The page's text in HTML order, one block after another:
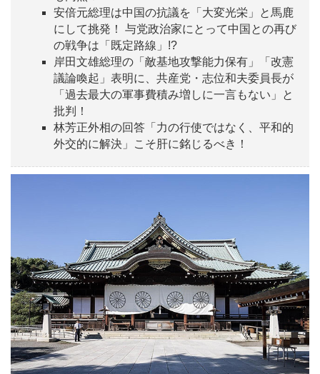
安倍元総理は中国の抗議を「大変光栄」と馬鹿
にして挑発！ 与党政治家にとって中国との再び
の戦争は「既定路線」!?
岸田文雄総理の「敵基地攻撃能力保有」「改憲
議論喚起」表明に、共産党・志位和夫委員長が
「過去最大の軍事費積み増しに一言もない」と
批判！
林芳正外相の回答「力の行使ではなく、平和的
外交的に解決」こそ肝に銘じるべき！